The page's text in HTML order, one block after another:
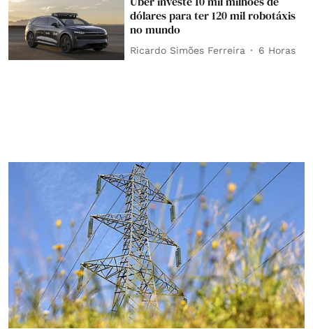
dólares para ter 120 mil robotáxis
no mundo
Ricardo Simões Ferreira 6 Horas